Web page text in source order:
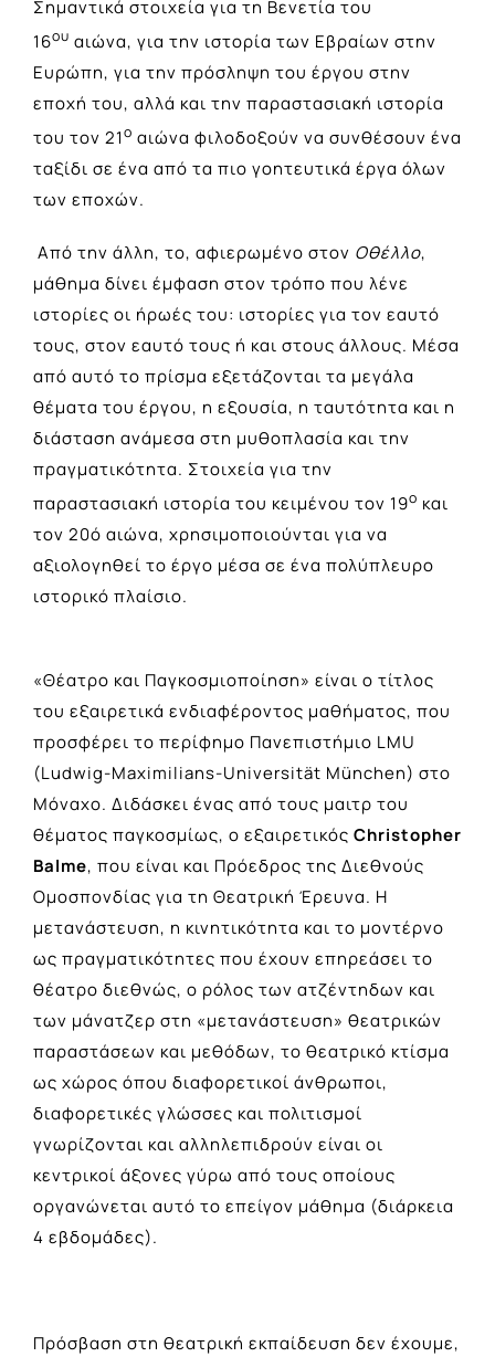
Σημαντικά στοιχεία για τη Βενετία του
16ου αιώνα, για την ιστορία των Εβραίων στην
Ευρώπη, για την πρόσληψη του έργου στην
εποχή του, αλλά και την παραστασιακή ιστορία
του τον 21ο αιώνα φιλοδοξούν να συνθέσουν ένα
ταξίδι σε ένα από τα πιο γοητευτικά έργα όλων
των εποχών.
Από την άλλη, το, αφιερωμένο στον Οθέλλο,
μάθημα δίνει έμφαση στον τρόπο που λένε
ιστορίες οι ήρωές του: ιστορίες για τον εαυτό
τους, στον εαυτό τους ή και στους άλλους. Μέσα
από αυτό το πρίσμα εξετάζονται τα μεγάλα
θέματα του έργου, η εξουσία, η ταυτότητα και η
διάσταση ανάμεσα στη μυθοπλασία και την
πραγματικότητα. Στοιχεία για την
παραστασιακή ιστορία του κειμένου τον 19ο και
τον 20ό αιώνα, χρησιμοποιούνται για να
αξιολογηθεί το έργο μέσα σε ένα πολύπλευρο
ιστορικό πλαίσιο.
«Θέατρο και Παγκοσμιοποίηση» είναι ο τίτλος
του εξαιρετικά ενδιαφέροντος μαθήματος, που
προσφέρει το περίφημο Πανεπιστήμιο LMU
(Ludwig-Maximilians-Universität München) στο
Μόναχο. Διδάσκει ένας από τους μαιτρ του
θέματος παγκοσμίως, ο εξαιρετικός Christopher
Balme, που είναι και Πρόεδρος της Διεθνούς
Ομοσπονδίας για τη Θεατρική Έρευνα. Η
μετανάστευση, η κινητικότητα και το μοντέρνο
ως πραγματικότητες που έχουν επηρεάσει το
θέατρο διεθνώς, ο ρόλος των ατζέντηδων και
των μάνατζερ στη «μετανάστευση» θεατρικών
παραστάσεων και μεθόδων, το θεατρικό κτίσμα
ως χώρος όπου διαφορετικοί άνθρωποι,
διαφορετικές γλώσσες και πολιτισμοί
γνωρίζονται και αλληλεπιδρούν είναι οι
κεντρικοί άξονες γύρω από τους οποίους
οργανώνεται αυτό το επείγον μάθημα (διάρκεια
4 εβδομάδες).
Πρόσβαση στη θεατρική εκπαίδευση δεν έχουμε,